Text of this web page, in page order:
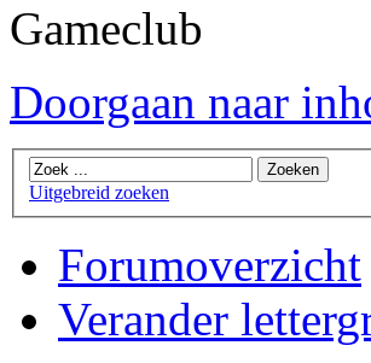
Gameclub
Doorgaan naar
Uitgebreid zoeken
Forumoverzicht
Verander